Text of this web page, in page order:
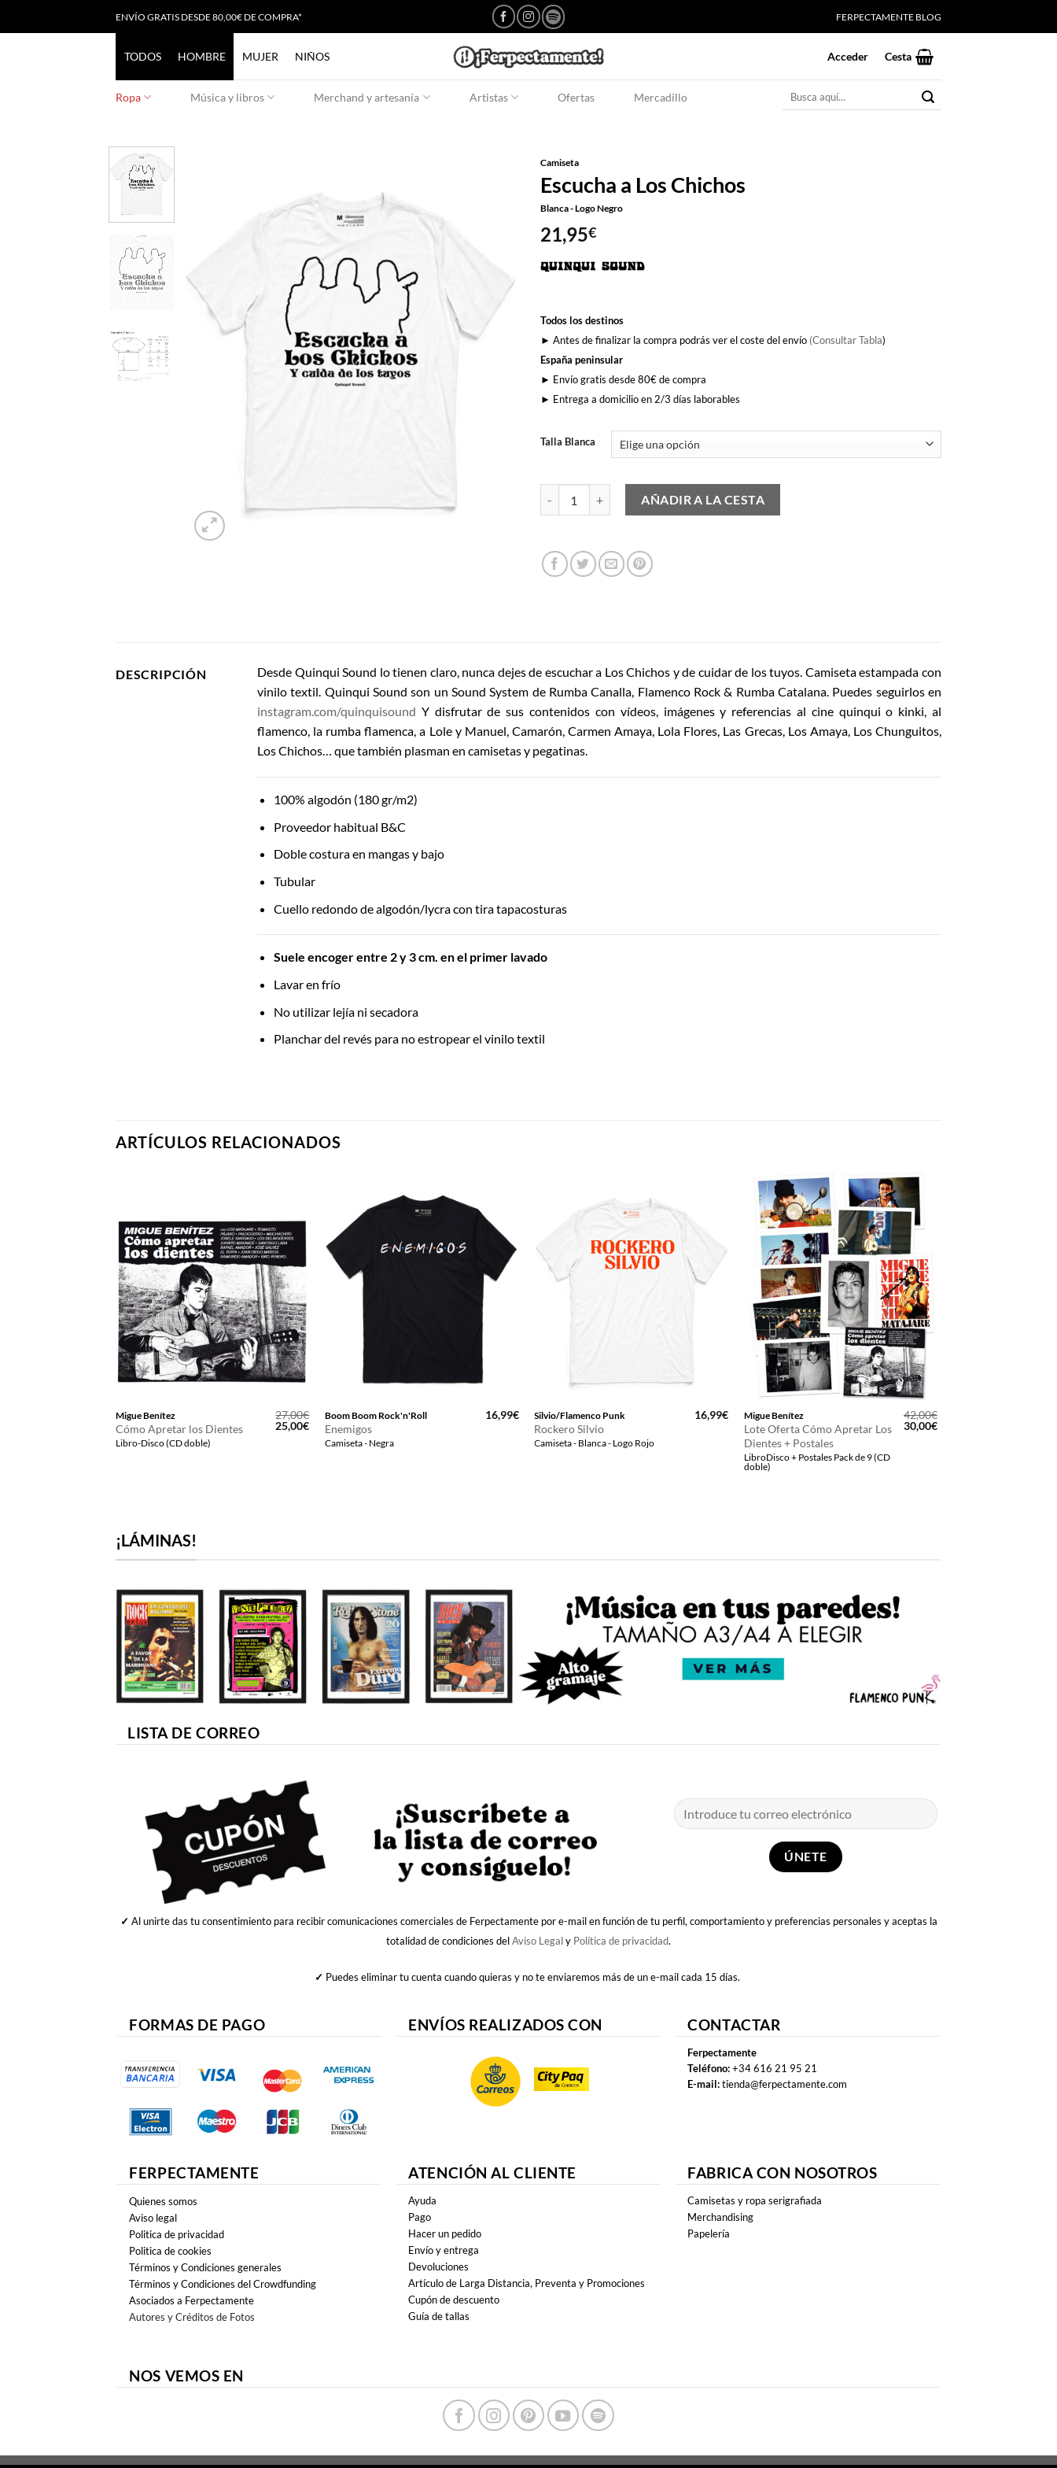
ENVÍO GRATIS DESDE 80,00€ DE COMPRA* FERPECTAMENTE BLOG
TODOS HOMBRE MUJER NIÑOS Acceder Cesta
Ropa Música y libros Merchand y artesanía Artistas Ofertas Mercadillo
Buscar
Camiseta
Escucha a Los Chichos
Blanca - Logo Negro
21,95€
Todos los destinos
► Antes de finalizar la compra podrás ver el coste del envío (Consultar Tabla)
España peninsular
► Envío gratis desde 80€ de compra
► Entrega a domicilio en 2/3 días laborables
Talla Blanca
Escucha a Los Chichos cantidadAÑADIR A LA CESTA
DESCRIPCIÓN Desde Quinqui Sound lo tienen claro, nunca dejes de escuchar a Los Chichos y de cuidar de los tuyos. Camiseta estampada con
vinilo textil. Quinqui Sound son un Sound System de Rumba Canalla, Flamenco Rock & Rumba Catalana. Puedes seguirlos en
instagram.com/quinquisound Y disfrutar de sus contenidos con vídeos, imágenes y referencias al cine quinqui o kinki, al
flamenco, la rumba flamenca, a Lole y Manuel, Camarón, Carmen Amaya, Lola Flores, Las Grecas, Los Amaya, Los Chunguitos,
Los Chichos… que también plasman en camisetas y pegatinas.
100% algodón (180 gr/m2)
Proveedor habitual B&C
Doble costura en mangas y bajo
Tubular
Cuello redondo de algodón/lycra con tira tapacosturas
Suele encoger entre 2 y 3 cm. en el primer lavado
Lavar en frío
No utilizar lejía ni secadora
Planchar del revés para no estropear el vinilo textil
ARTÍCULOS RELACIONADOS
Migue Benítez
Cómo Apretar los Dientes
Libro-Disco (CD doble)
27,00€
El
precio
25,00€El
precio
actual
Boom Boom Rock'n'Roll
Enemigos
Camiseta - Negra
16,99€ Silvio/Flamenco Punk
Rockero Silvio
Camiseta - Blanca - Logo Rojo
16,99€ Migue Benítez
Lote Oferta Cómo Apretar Los
Dientes + Postales
LibroDisco + Postales Pack de 9 (CD
doble)
42,00€
El
precio
30,00€El
¡LÁMINAS!
LISTA DE CORREO
✓ Al unirte das tu consentimiento para recibir comunicaciones comerciales de Ferpectamente por e-mail en función de tu perfil, comportamiento y preferencias personales y aceptas la
totalidad de condiciones delAviso Legaly Política de privacidad.
✓ Puedes eliminar tu cuenta cuando quieras y no te enviaremos más de un e-mail cada 15 días.
FORMAS DE PAGO ENVÍOS REALIZADOS CON CONTACTAR
Ferpectamente
Teléfono:+34 616 21 95 21
E-mail:tienda@ferpectamente.com
FERPECTAMENTE
Quienes somos
Aviso legal
Politica de privacidad
Politica de cookies
Términos y Condiciones generales
Términos y Condiciones del Crowdfunding
Asociados a Ferpectamente
Autores y Créditos de Fotos
ATENCIÓN AL CLIENTE
Ayuda
Pago
Hacer un pedido
Envío y entrega
Devoluciones
Artículo de Larga Distancia, Preventa y Promociones
Cupón de descuento
Guía de tallas
FABRICA CON NOSOTROS
Camisetas y ropa serigrafiada
Merchandising
Papelería
NOS VEMOS EN